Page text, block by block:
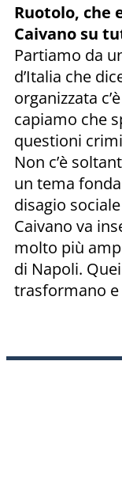
Ruotolo, che
Caivano su
Partiamo da
d’Italia che
organizzata
capiamo che
questioni
Non c’è
un tema
disagio
Caivano va
molto più
di Napoli.
trasformano